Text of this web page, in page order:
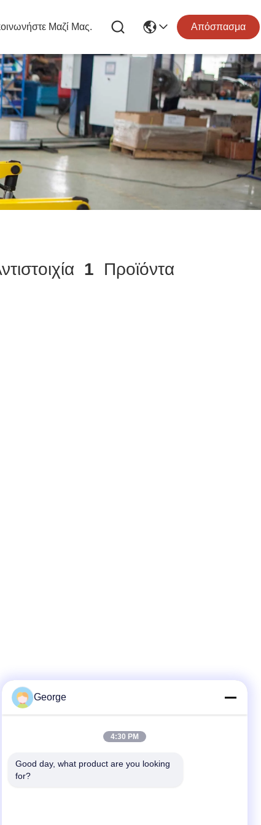
Μαζί Μας. Απόσπασμα
1 Προϊόντα
Γρήγορη επικοινωνία
George
4:30 PM
Good day, what product are you looking
for?